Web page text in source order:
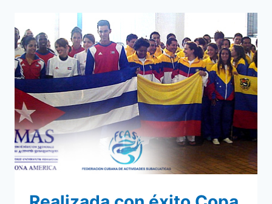
EN
JUEGOS
BOLIVARIANOS
DE
PLAYA
PERÚ
2012